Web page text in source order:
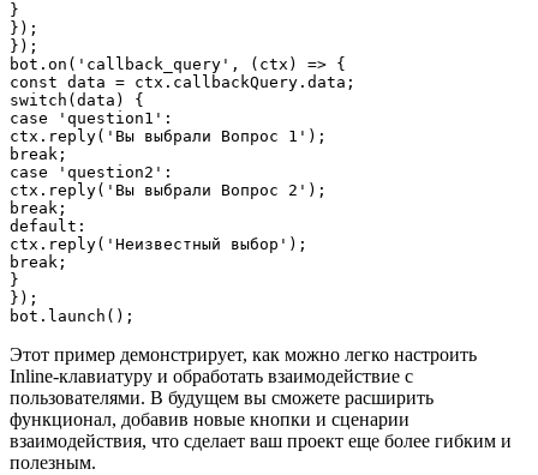
}
});
});
bot.on('callback_query', (ctx) => {
const data = ctx.callbackQuery.data;
switch(data) {
case 'question1':
ctx.reply('Вы выбрали Вопрос 1');
break;
case 'question2':
ctx.reply('Вы выбрали Вопрос 2');
break;
default:
ctx.reply('Неизвестный выбор');
break;
}
});
Этот пример демонстрирует, как можно легко настроить
Inline-клавиатуру и обработать взаимодействие с
пользователями. В будущем вы сможете расширить
функционал, добавив новые кнопки и сценарии
взаимодействия, что сделает ваш проект еще более гибким и
полезным.